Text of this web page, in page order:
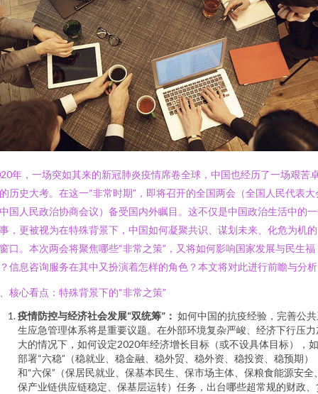
年，一场突如其来的新冠肺炎疫情席卷全球，中国也经历了一场艰苦
历史大考。在这一“非常时期”，即将召开的全国两会（全国人民代表大
国人民政治协商会议）备受国内外瞩目。这不仅是中国政治生活中的
，更被视为在特殊背景下，中国如何凝聚共识、谋划未来、化危为机
口。本次两会将聚焦哪些“非常之策”，又将如何影响国家发展与民生福
信息咨询服务在其中又扮演着怎样的角色？本文将对此进行前瞻与分
核心看点：特殊背景下的“非常之策”
疫情防控与经济社会发展“双统筹”： 如何中国的抗疫经验，完善公
生应急管理体系将是重要议题。在外部环境复杂严峻、经济下行压力
大的情况下，如何设定2020年经济增长目标（或不设具体目标），
部署“六稳”（稳就业、稳金融、稳外贸、稳外资、稳投资、稳预期）
和“六保”（保居民就业、保基本民生、保市场主体、保粮食能源安全
保产业链供应链稳定、保基层运转）任务，出台哪些超常规的财政、